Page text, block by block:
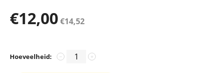
€12,00€14,52
Hoeveelheid: +
−